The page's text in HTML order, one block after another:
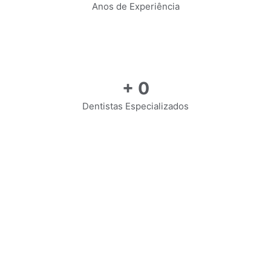
Anos de Experiência
+ 0
Dentistas Especializados